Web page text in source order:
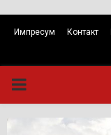
Импресум Контакт
PRIMARY